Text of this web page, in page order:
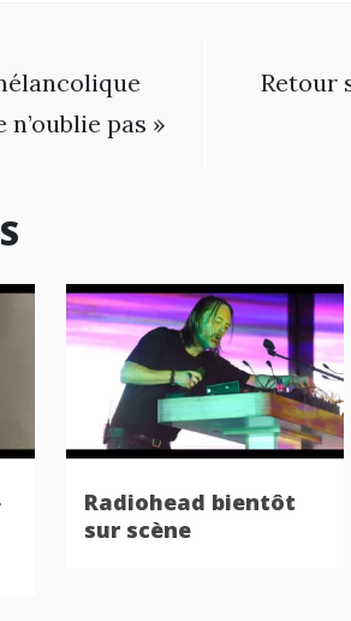
pas »
Retour
Radiohead bientôt
sur scène